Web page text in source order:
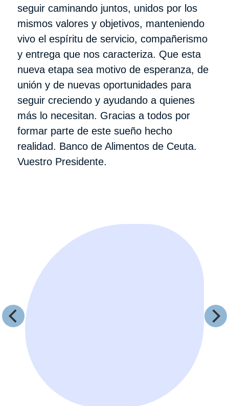
seguir caminando juntos, unidos por los
mismos valores y objetivos, manteniendo
vivo el espíritu de servicio, compañerismo
y entrega que nos caracteriza. Que esta
nueva etapa sea motivo de esperanza, de
unión y de nuevas oportunidades para
seguir creciendo y ayudando a quienes
más lo necesitan. Gracias a todos por
formar parte de este sueño hecho
realidad. Banco de Alimentos de Ceuta.
Vuestro Presidente.